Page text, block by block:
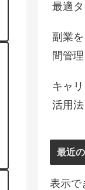
最適
副業
間管
キャ
活用
最近
表示で